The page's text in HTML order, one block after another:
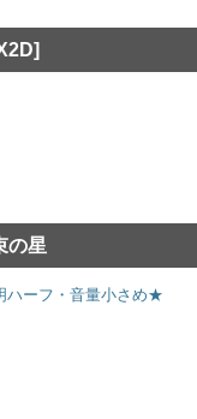
の星
ーフ・音量小さめ★